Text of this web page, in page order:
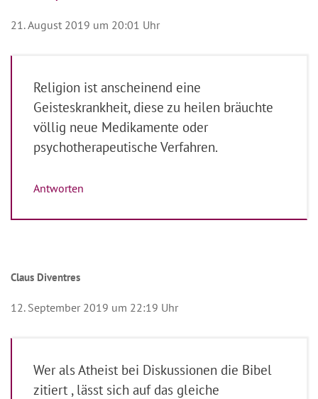
21. August 2019 um 20:01 Uhr
Religion ist anscheinend eine
Geisteskrankheit, diese zu heilen bräuchte
völlig neue Medikamente oder
psychotherapeutische Verfahren.
Antworten
Claus Diventres
12. September 2019 um 22:19 Uhr
Wer als Atheist bei Diskussionen die Bibel
zitiert , lässt sich auf das gleiche